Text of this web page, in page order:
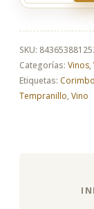
Crianza
SKU:
Categorías: Vinos,
Etiquetas: Corimbo
Tempranillo,Vino